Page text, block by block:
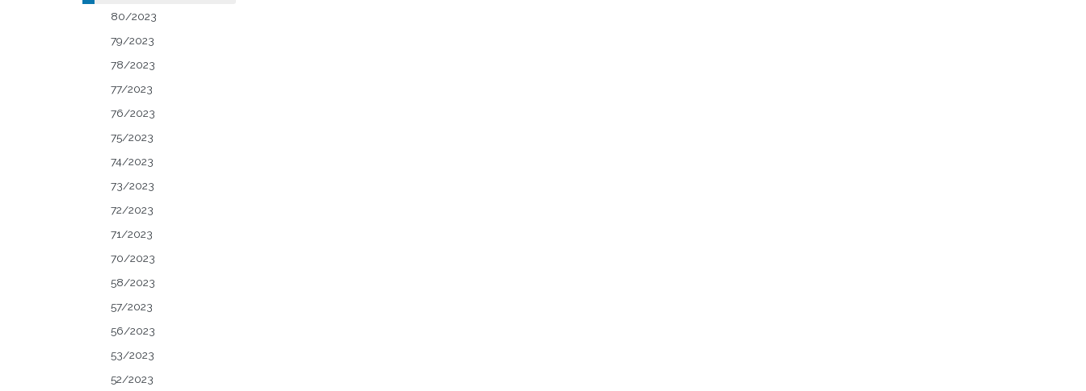
80/2023
79/2023
78/2023
77/2023
76/2023
75/2023
74/2023
73/2023
72/2023
71/2023
70/2023
58/2023
57/2023
56/2023
53/2023
52/2023